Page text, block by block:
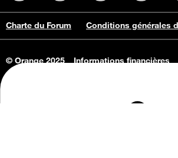
Charte du Forum Conditions générales
© Orange 2025
Informations financières